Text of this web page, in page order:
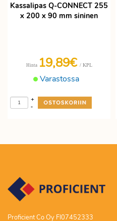
Kassalipas Q-CONNECT 255
x 200 x 90 mm sininen
Varastossa
Hinta 19,89€ / KPL
-
+
Proficient Co Oy FI07452333